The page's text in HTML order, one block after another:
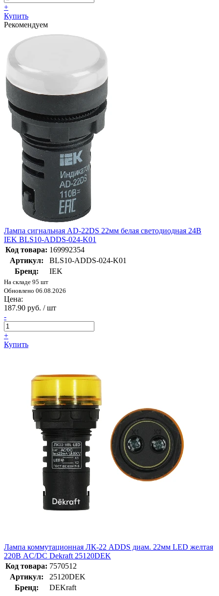
+
Купить
Рекомендуем
Лампа сигнальная AD-22DS 22мм белая светодиодная 24В
IEK BLS10-ADDS-024-K01
Код товара: 169992354
Артикул:
BLS10-ADDS-024-K01
Бренд:
IEK
На складе 95 шт
Обновлено 06.08.2026
Цена:
187.90 руб. / шт
-
+
Купить
Лампа коммутационная ЛК-22 ADDS диам. 22мм LED желтая
220В AC/DC Dekraft 25120DEK
Код товара: 7570512
Артикул:
25120DEK
Бренд:
DEKraft